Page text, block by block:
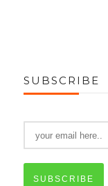
SUBSCRIBE
SUBSCRIBE